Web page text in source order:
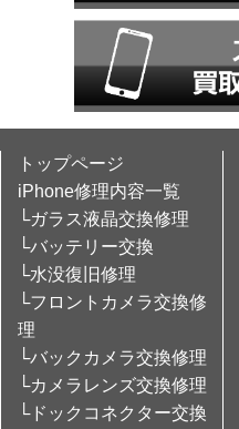
トップページ
iPhone修理内容一覧
└ガラス液晶交換修理
└バッテリー交換
└水没復旧修理
└フロントカメラ交換修
理
└バックカメラ交換修理
└カメラレンズ交換修理
└ドックコネクター交換